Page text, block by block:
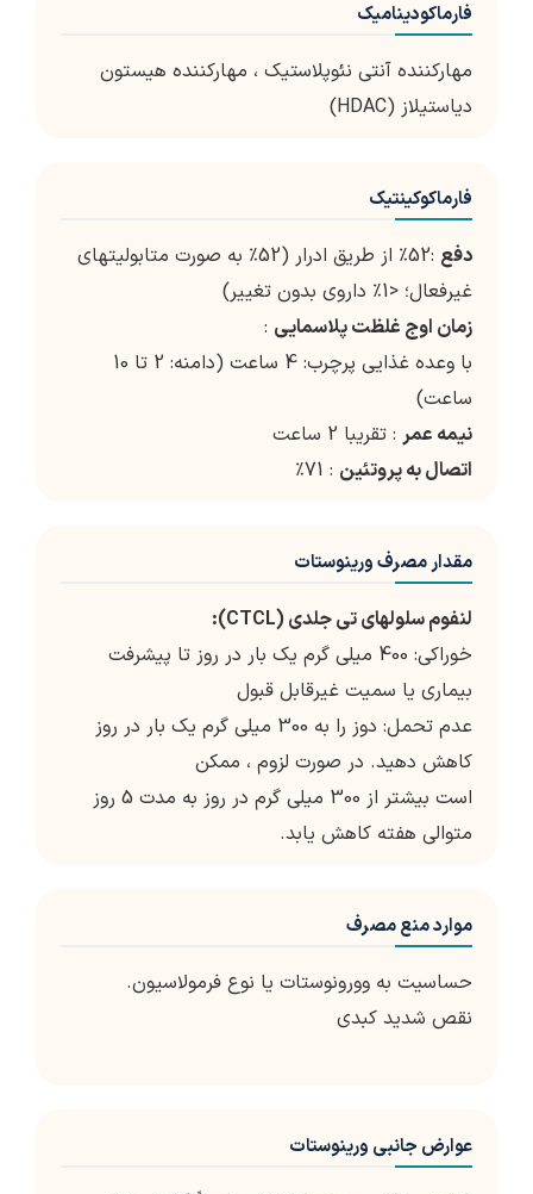
فارماکودینامیک
مهارکننده آنتی نئوپلاستیک ، مهارکننده هیستون
دیاستیلاز (HDAC)
فارماکوکینتیک
دفع
:52٪ از طریق ادرار (52٪ به صورت متابولیتهای
غیرفعال؛ <1٪ داروی بدون تغییر)
زمان اوج غلظت پلاسمایی :
با وعده غذایی پرچرب: 4 ساعت (دامنه: 2 تا 10
ساعت)
نیمه عمر : تقریبا 2 ساعت
اتصال به پروتئین : 71٪
مقدار مصرف ورینوستات
لنفوم سلولهای تی جلدی (CTCL):
خوراکی: 400 میلی گرم یک بار در روز تا پیشرفت
بیماری یا سمیت غیرقابل قبول
عدم تحمل: دوز را به 300 میلی گرم یک بار در روز
کاهش دهید. در صورت لزوم ، ممکن
است بیشتر از 300 میلی گرم در روز به مدت 5 روز
متوالی هفته کاهش یابد.
موارد منع مصرف
حساسیت به وورونوستات یا نوع فرمولاسیون.
نقص شدید کبدی
عوارض جانبی ورینوستات